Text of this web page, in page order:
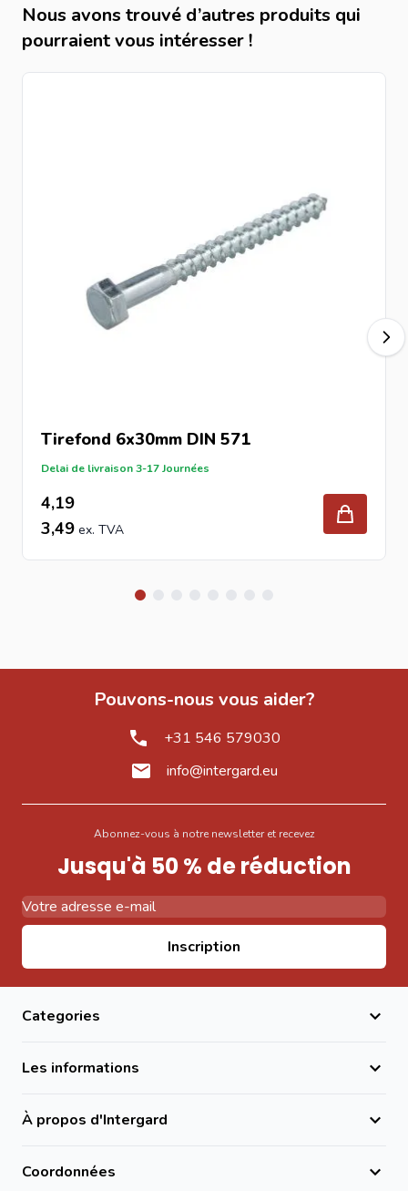
Nous avons trouvé d’autres produits qui
pourraient vous intéresser !
Tirefond 6x30mm DIN 571
Delai de livraison 3-17 Journées
4,19
3,49
Pouvons-nous vous aider?
+31 546 579030
info@intergard.eu
Abonnez-vous à notre newsletter et recevez
Jusqu'à 50 % de réduction
Inscription
Categories
Les informations
À propos d'Intergard
Coordonnées